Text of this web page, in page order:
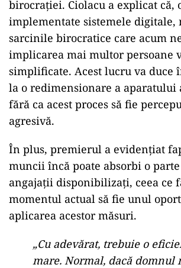
birocrației. Ciolacu a explicat că,
implementate sistemele digitale,
sarcinile birocratice care acum
implicarea mai multor persoane
simplificate. Acest lucru va duce
la o redimensionare a
fără ca acest proces să fie
agresivă.
În plus, premierul a evidențiat
muncii încă poate absorbi o
angajații disponibilizați, ceea ce
momentul actual să fie unul
aplicarea acestor măsuri.
„Cu adevărat, trebuie o
mare. Normal, dacă domnul